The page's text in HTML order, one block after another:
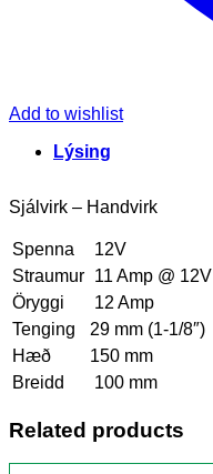
Add to wishlist
Lýsing
Sjálvirk – Handvirk
Spenna
12V
Straumur 11 Amp @ 12V
Öryggi
12 Amp
Tenging
29 mm (1-1/8″)
Hæð
150 mm
Breidd
100 mm
Related products